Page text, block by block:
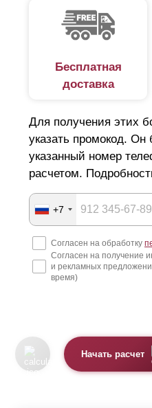
Бесплатная
доставка
Для получения этих
указать промокод. Он
указанный номер
расчетом.
+7
Согласен на обработку
Согласен на получение
и рекламных
время)
Начать расчет